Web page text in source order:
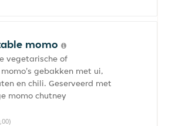
momo
vegetarische of
gebakken met ui,
en chili. Geserveerd met
momo chutney